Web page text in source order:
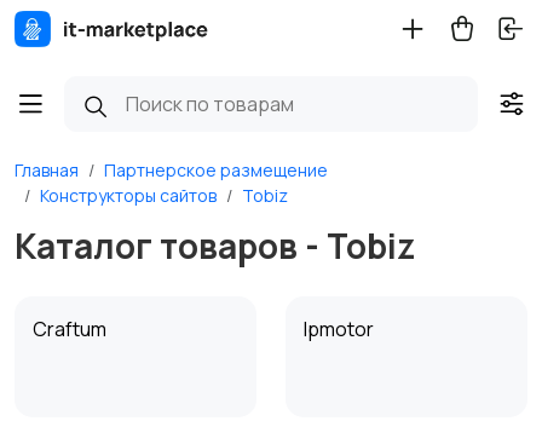
Главная
Партнерское размещение
Конструкторы сайтов
Tobiz
Каталог товаров - Tobiz
Craftum lpmotor